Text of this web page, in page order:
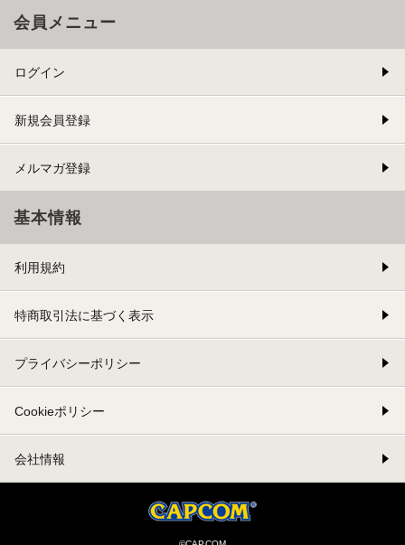
会員メニュー
ログイン
新規会員登録
メルマガ登録
基本情報
利用規約
特商取引法に基づく表示
プライバシーポリシー
Cookieポリシー
会社情報